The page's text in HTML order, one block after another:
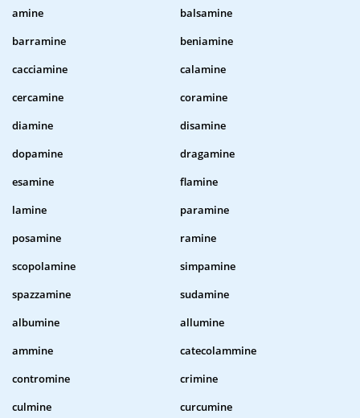
amine
balsamine
barramine
beniamine
cacciamine
calamine
cercamine
coramine
diamine
disamine
dopamine
dragamine
esamine
flamine
lamine
paramine
posamine
ramine
scopolamine
simpamine
spazzamine
sudamine
albumine
allumine
ammine
catecolammine
contromine
crimine
culmine
curcumine